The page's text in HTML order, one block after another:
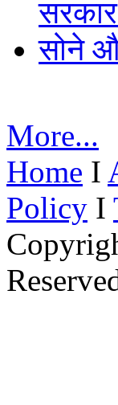
सोने
More...
Home I
Policy I